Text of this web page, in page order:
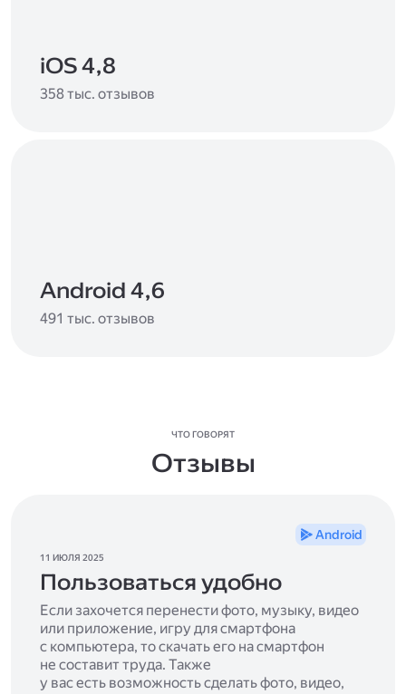
iOS 4,8
358 тыс. отзывов
Android 4,6
491 тыс. отзывов
ЧТО ГОВОРЯТ
Отзывы
11 ИЮЛЯ 2025
Пользоваться удобно
Если захочется перенести фото, музыку, видео
или приложение, игру для смартфона
с компьютера, то скачать его на смартфон
не составит труда. Также
у вас есть возможность сделать фото, видео,
Android